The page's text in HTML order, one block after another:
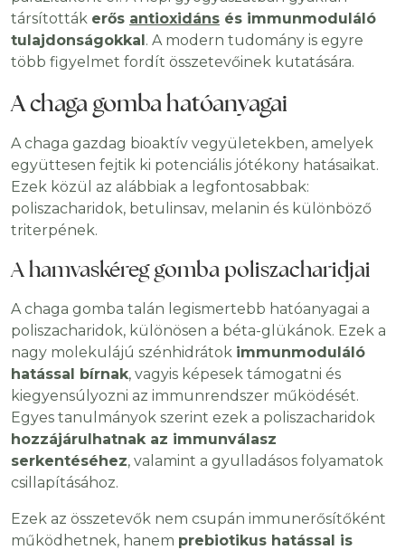
társították erős antioxidáns és immunmoduláló
tulajdonságokkal. A modern tudomány is egyre
több figyelmet fordít összetevőinek kutatására.
A chaga gomba hatóanyagai
A chaga gazdag bioaktív vegyületekben, amelyek
együttesen fejtik ki potenciális jótékony hatásaikat.
Ezek közül az alábbiak a legfontosabbak:
poliszacharidok, betulinsav, melanin és különböző
triterpének.
A hamvaskéreg gomba poliszacharidjai
A chaga gomba talán legismertebb hatóanyagai a
poliszacharidok, különösen a béta-glükánok. Ezek a
nagy molekulájú szénhidrátok immunmoduláló
hatással bírnak, vagyis képesek támogatni és
kiegyensúlyozni az immunrendszer működését.
Egyes tanulmányok szerint ezek a poliszacharidok
hozzájárulhatnak az immunválasz
serkentéséhez, valamint a gyulladásos folyamatok
csillapításához.
Ezek az összetevők nem csupán immunerősítőként
működhetnek, hanem prebiotikus hatással is